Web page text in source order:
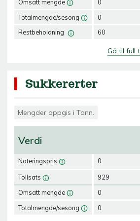
Omsatt mengde
Totalmengde/sesong
Restbeholdning
0
0
60
Gå til full
Sukkererter
Mengder oppgis i Tonn.
Verdi
Noteringspris
Tollsats
Omsatt mengde
Totalmengde/sesong
0
929
0
0